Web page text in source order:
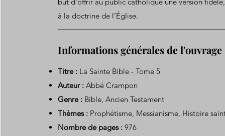
à la doctrine de l’Église.
Informations générales de l'ouvrage
Titre : La Sainte Bible - Tome 5
Auteur : Abbé Crampon
Genre : Bible, Ancien Testament
Thèmes : Prophétisme, Messianisme, Histoire
Nombre de pages : 976